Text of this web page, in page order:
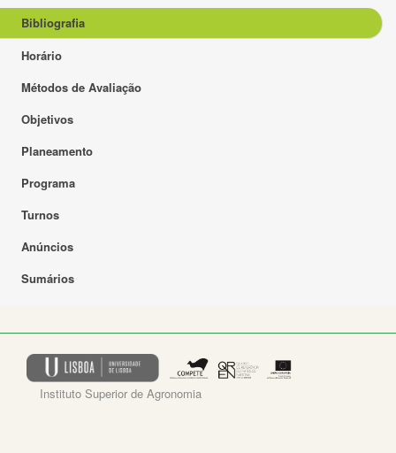
Bibliografia
Horário
Métodos de Avaliação
Objetivos
Planeamento
Programa
Turnos
Anúncios
Sumários
Instituto Superior de Agronomia